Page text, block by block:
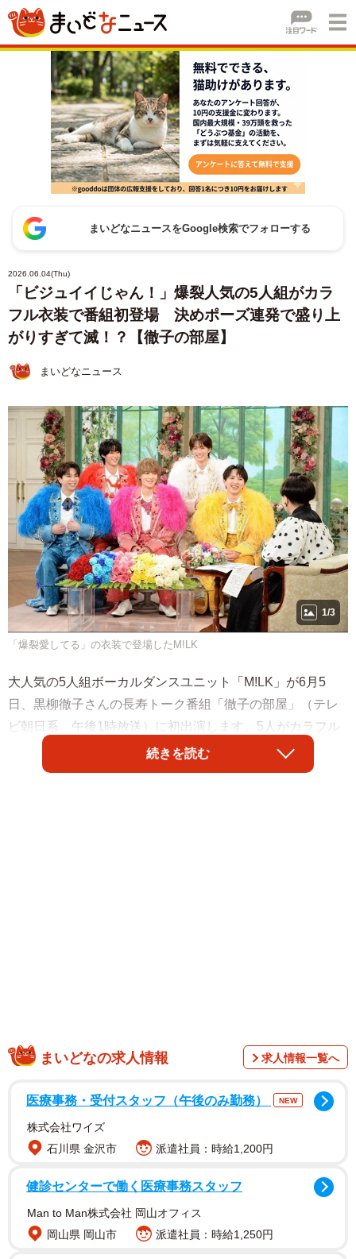
まいどなニュースをGoogle検索でフォローする
2026.06.04(Thu)
「ビジュイイじゃん！」爆裂人気の5人組がカラ
フル衣装で番組初登場 決めポーズ連発で盛り上
がりすぎて滅！？【徹子の部屋】
まいどなニュース
1/3
「爆裂愛してる」の衣装で登場したM!LK
大人気の5人組ボーカルダンスユニット「M!LK」が6月5
日、黒柳徹子さんの長寿トーク番組「徹子の部屋」（テレ
ビ朝日系、午後1時放送）に初出演します。5人がカラフル
な「爆裂愛してる」の衣装で登場すると、スタジオは一気
に華やかになります。
染まることのできる存在に」という意味が込められている
ビュー。途中でメンバーの入れ替わりがあり、現在は佐野
勇斗さん、塩﨑太智さん、曽野舜太さん、山中柔太朗さ
ん、吉田仁人さんの5人で、歌手だけにとどまらず、ドラ
見ない日はないほどの大活躍をみせています。また、26年
春のセンバツ高校野球では、大ブレークした「イイじゃ
ん」が入場行進曲として採用。今回の番組出演を自らの公
続きを読む
まいどなの求人情報 求人情報一覧へ
医療事務・受付スタッフ（午後のみ勤務） NEW
株式会社ワイズ
石川県 金沢市
派遣社員：時給1,200円
健診センターで働く医療事務スタッフ
Man to Man株式会社 岡山オフィス
岡山県 岡山市
派遣社員：時給1,250円